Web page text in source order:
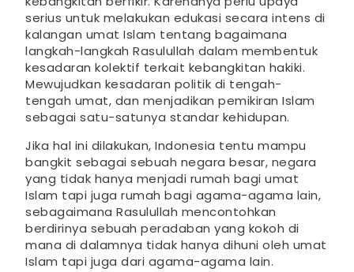
serius untuk melakukan edukasi secara intens di
kalangan umat Islam tentang bagaimana
langkah-langkah Rasulullah dalam membentuk
kesadaran kolektif terkait kebangkitan hakiki.
Mewujudkan kesadaran politik di tengah-
tengah umat, dan menjadikan pemikiran Islam
sebagai satu-satunya standar kehidupan.
Jika hal ini dilakukan, Indonesia tentu mampu
bangkit sebagai sebuah negara besar, negara
yang tidak hanya menjadi rumah bagi umat
Islam tapi juga rumah bagi agama-agama lain,
sebagaimana Rasulullah mencontohkan
berdirinya sebuah peradaban yang kokoh di
mana di dalamnya tidak hanya dihuni oleh umat
Islam tapi juga dari agama-agama lain.